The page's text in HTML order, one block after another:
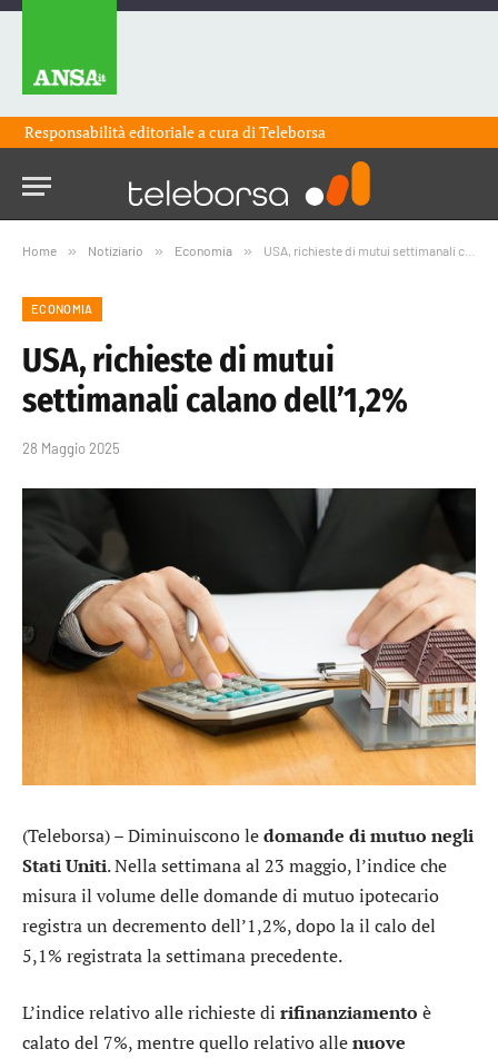
Responsabilità editoriale a cura diTeleborsa
Home » Notiziario » Economia » USA, richieste di mutui settimanali calano dell’1,2%
ECONOMIA
USA, richieste di mutui
settimanali calano dell’1,2%
28 Maggio 2025
(Teleborsa) – Diminuiscono ledomande di mutuo negli
Stati Uniti. Nella settimana al 23 maggio, l’indice che
misura il volume delle domande di mutuo ipotecario
registra un decremento dell’1,2%, dopo la il calo del
5,1% registrata la settimana precedente.
L’indice relativo alle richieste di rifinanziamento è
calato del 7%, mentre quello relativo allenuove